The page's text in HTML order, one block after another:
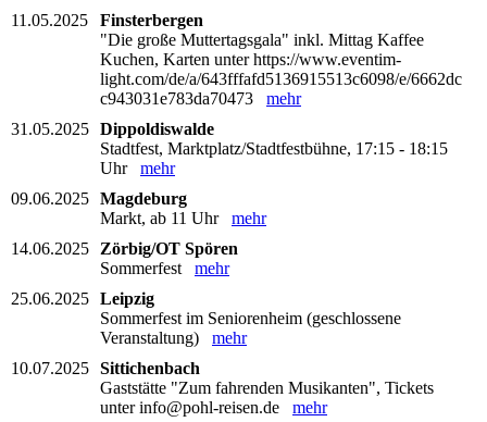
11.05.2025
Finsterbergen
"Die große Muttertagsgala" inkl. Mittag Kaffee
Kuchen, Karten unter https://www.eventim-
light.com/de/a/643fffafd5136915513c6098/e/6662dc
c943031e783da70473 mehr
31.05.2025 Dippoldiswalde
Stadtfest, Marktplatz/Stadtfestbühne, 17:15 - 18:15
Uhr mehr
09.06.2025 Magdeburg
Markt, ab 11 Uhr mehr
14.06.2025
Zörbig/OT Spören
Sommerfest mehr
25.06.2025 Leipzig
Sommerfest im Seniorenheim (geschlossene
Veranstaltung) mehr
10.07.2025 Sittichenbach
Gaststätte "Zum fahrenden Musikanten", Tickets
unter info@pohl-reisen.de mehr